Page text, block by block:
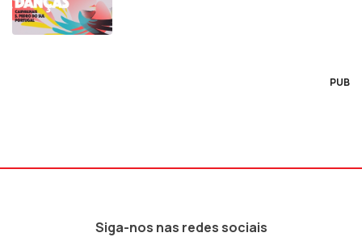
PUB
Siga-nos nas redes sociais